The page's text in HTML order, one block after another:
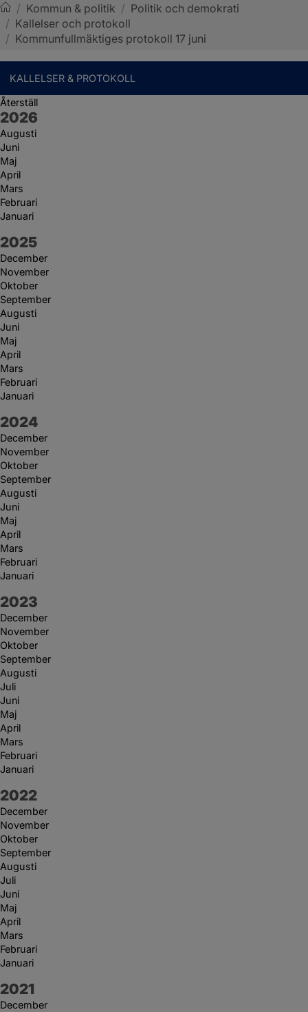
Sotenäs kommun
/ Kommun & politik / Politik och demokrati
/ Kallelser och protokoll
/ Kommunfullmäktiges protokoll 17 juni
KALLELSER & PROTOKOLL
Återställ
År:
2026
Augusti
Juni
Maj
April
Mars
Februari
Januari
År:
2025
December
November
Oktober
September
Augusti
Juni
Maj
April
Mars
Februari
Januari
År:
2024
December
November
Oktober
September
Augusti
Juni
Maj
April
Mars
Februari
Januari
År:
2023
December
November
Oktober
September
Augusti
Juli
Juni
Maj
April
Mars
Februari
Januari
År:
2022
December
November
Oktober
September
Augusti
Juli
Juni
Maj
April
Mars
Februari
Januari
År:
2021
December